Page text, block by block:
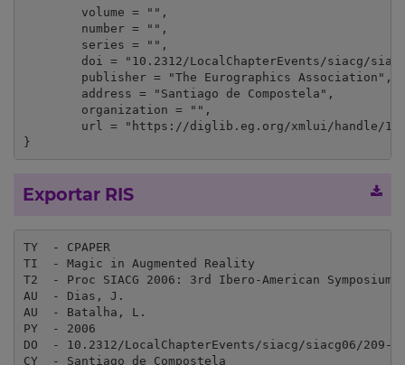
}
Exportar RIS
TY  - CPAPER
TI  - Magic in Augmented Reality
T2  - Proc SIACG 2006: 3rd Ibero-American
AU  - Dias, J.
AU  - Batalha, L.
PY  - 2006
DO  - 10.2312/LocalChapterEvents/siacg/siacg06/209-
CY  - Santiago de Compostela